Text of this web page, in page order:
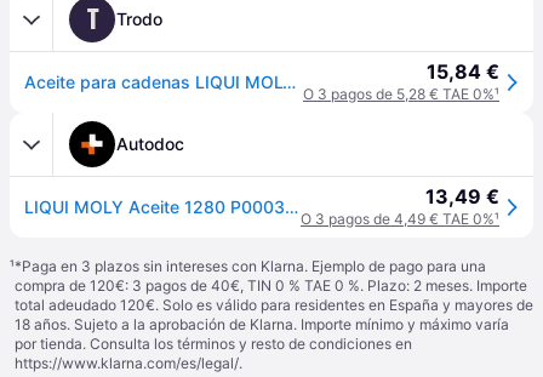
T Trodo
Aceite para cadenas LIQUI MOLY 1280 15,84 €
O 3 pagos de 5,28 € TAE 0%¹
Autodoc
LIQUI MOLY Aceite 1280 P000352 13,49 €
O 3 pagos de 4,49 € TAE 0%¹
¹*Paga en 3 plazos sin intereses con Klarna. Ejemplo de pago para una
compra de 120€: 3 pagos de 40€, TIN 0 % TAE 0 %. Plazo: 2 meses. Importe
total adeudado 120€. Solo es válido para residentes en España y mayores de
18 años. Sujeto a la aprobación de Klarna. Importe mínimo y máximo varía
por tienda. Consulta los términos y resto de condiciones en
https://www.klarna.com/es/legal/.